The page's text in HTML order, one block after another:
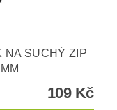
NA SUCHÝ ZIP
109 Kč